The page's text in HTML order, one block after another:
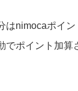
はnimocaポイ
でポイント加算